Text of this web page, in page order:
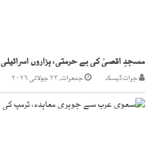
مسجدِ اقصیٰ کی بے حرمتی، ہزاروں اسرائیلی
جرات ڈیسک جمعرات, ۲۳ جولائی ۲۰۲۶